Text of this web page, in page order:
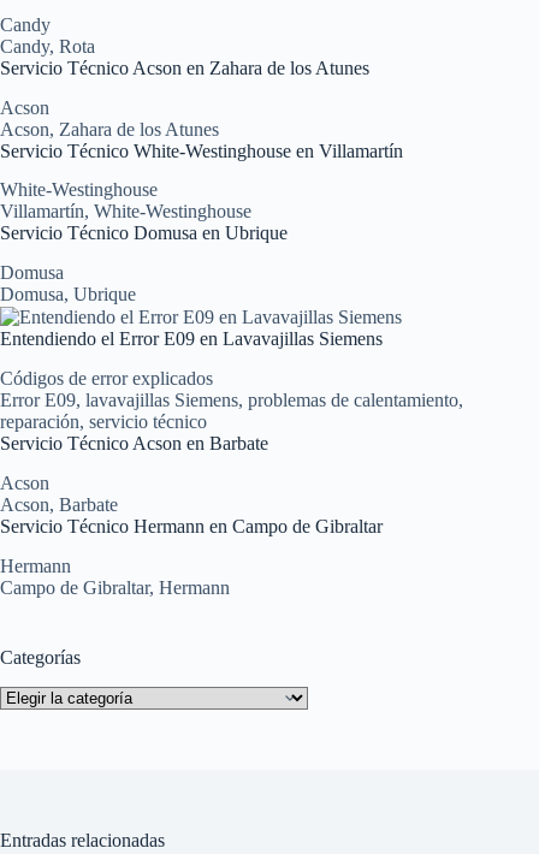
Candy
Candy, Rota
Servicio Técnico Acson en Zahara de los Atunes
Acson
Acson, Zahara de los Atunes
Servicio Técnico White-Westinghouse en Villamartín
White-Westinghouse
Villamartín, White-Westinghouse
Servicio Técnico Domusa en Ubrique
Domusa
Domusa, Ubrique
Entendiendo el Error E09 en Lavavajillas Siemens
Códigos de error explicados
Error E09, lavavajillas Siemens, problemas de calentamiento,
reparación, servicio técnico
Servicio Técnico Acson en Barbate
Acson
Acson, Barbate
Servicio Técnico Hermann en Campo de Gibraltar
Hermann
Campo de Gibraltar, Hermann
Categorías
Categorías
Entradas relacionadas